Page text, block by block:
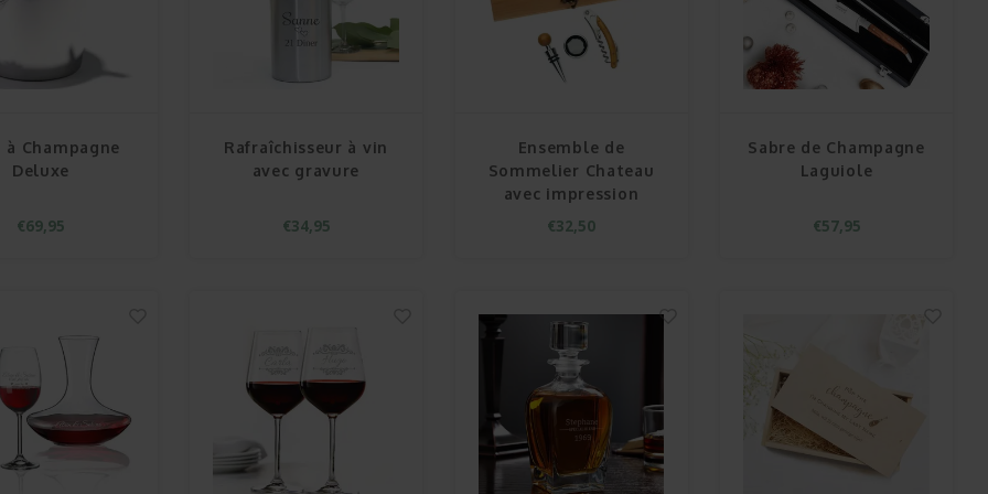
à Champagne
Deluxe
€69,95
Rafraîchisseur à vin
avec gravure
€34,95
Ensemble de
Sommelier Chateau
avec impression
€32,50
Sabre de Champagne
Laguiole
€57,95